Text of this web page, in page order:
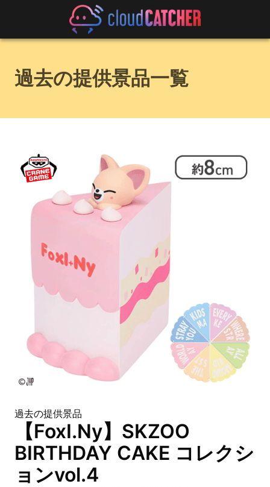
過去の提供景品一覧
過去の提供景品
【FoxI.Ny】SKZOO
BIRTHDAY CAKE コレクシ
ョンvol.4